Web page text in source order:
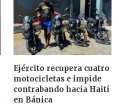
Ejército recupera cuatro
motocicletas e impide
contrabando hacia Haití
en Bánica